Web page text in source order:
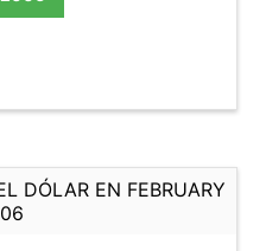
DÓLAR EN FEBRUARY